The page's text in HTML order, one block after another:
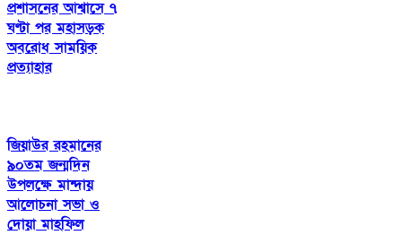
প্রশাসনের আশ্বাসে ৭
ঘণ্টা পর মহাসড়ক
অবরোধ সাময়িক
প্রত্যাহার
জিয়াউর রহমানের
৯০তম জন্মদিন
উপলক্ষে মান্দায়
আলোচনা সভা ও
দোয়া মাহফিল